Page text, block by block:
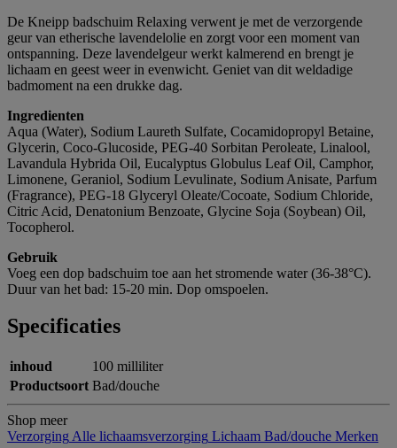
De Kneipp badschuim Relaxing verwent je met de verzorgende
geur van etherische lavendelolie en zorgt voor een moment van
ontspanning. Deze lavendelgeur werkt kalmerend en brengt je
lichaam en geest weer in evenwicht. Geniet van dit weldadige
badmoment na een drukke dag.
Ingredienten
Aqua (Water), Sodium Laureth Sulfate, Cocamidopropyl Betaine,
Glycerin, Coco-Glucoside, PEG-40 Sorbitan Peroleate, Linalool,
Lavandula Hybrida Oil, Eucalyptus Globulus Leaf Oil, Camphor,
Limonene, Geraniol, Sodium Levulinate, Sodium Anisate, Parfum
(Fragrance), PEG-18 Glyceryl Oleate/Cocoate, Sodium Chloride,
Citric Acid, Denatonium Benzoate, Glycine Soja (Soybean) Oil,
Tocopherol.
Gebruik
Voeg een dop badschuim toe aan het stromende water (36-38°C).
Duur van het bad: 15-20 min. Dop omspoelen.
Specificaties
inhoud
100 milliliter
Productsoort Bad/douche
Shop meer
Verzorging Alle lichaamsverzorging Lichaam Bad/douche Merken